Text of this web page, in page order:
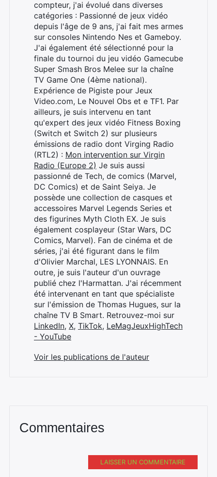
compteur, j'ai évolué dans diverses
catégories : Passionné de jeux vidéo
depuis l'âge de 9 ans, j'ai fait mes armes
sur consoles Nintendo Nes et Gameboy.
J'ai également été sélectionné pour la
finale du tournoi du jeu vidéo Gamecube
Super Smash Bros Melee sur la chaîne
TV Game One (4ème national).
Expérience de Pigiste pour Jeux
Video.com, Le Nouvel Obs et e TF1. Par
ailleurs, je suis intervenu en tant
qu'expert des jeux vidéo Fitness Boxing
(Switch et Switch 2) sur plusieurs
émissions de radio dont Virging Radio
(RTL2) : Mon intervention sur Virgin
Radio (Europe 2) Je suis aussi
passionné de Tech, de comics (Marvel,
DC Comics) et de Saint Seiya. Je
possède une collection de casques et
accessoires Marvel Legends Series et
des figurines Myth Cloth EX. Je suis
également cosplayeur (Star Wars, DC
Comics, Marvel). Fan de cinéma et de
séries, j'ai été figurant dans le film
d'Olivier Marchal, LES LYONNAIS. En
outre, je suis l'auteur d'un ouvrage
publié chez l'Harmattan. J'ai récemment
été intervenant en tant que spécialiste
sur l'émission de Thomas Hugues, sur la
chaîne TV B Smart. Retrouvez-moi sur
LinkedIn, X, TikTok, LeMagJeuxHighTech
- YouTube
Voir les publications de l'auteur
Commentaires
LAISSER UN COMMENTAIRE
Rechercher
: